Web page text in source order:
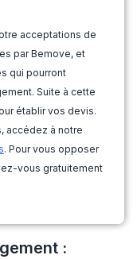
acceptations de
par Bemove, et
qui pourront
Suite à cette
établir vos devis.
accédez à notre
. Pour vous opposer
vous gratuitement
: